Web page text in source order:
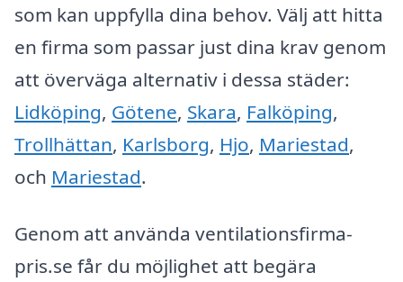
som kan uppfylla dina behov. Välj att hitta
en firma som passar just dina krav genom
att överväga alternativ i dessa städer:
Lidköping, Götene, Skara, Falköping,
Trollhättan, Karlsborg, Hjo, Mariestad,
och Mariestad.
Genom att använda ventilationsfirma-
pris.se får du möjlighet att begära